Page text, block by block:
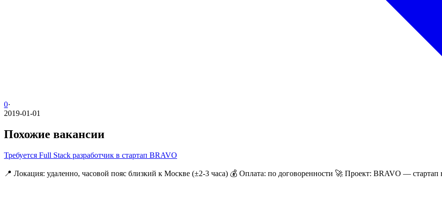
0·
2019-01-01
Похожие вакансии
Требуется Full Stack разработчик в стартап BRAVO
📍 Локация: удаленно, часовой пояс близкий к Москве (±2-3 часа) 💰 Оплата: по договоренности 🚀 Проект: BRAVO — стартап